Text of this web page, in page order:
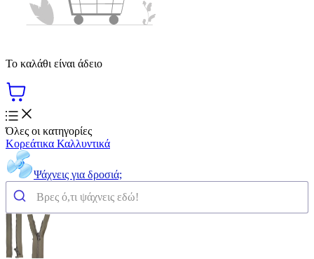
Το καλάθι είναι άδειο
Όλες οι κατηγορίες
Κορεάτικα Καλλυντικά
Ψάχνεις για δροσιά;